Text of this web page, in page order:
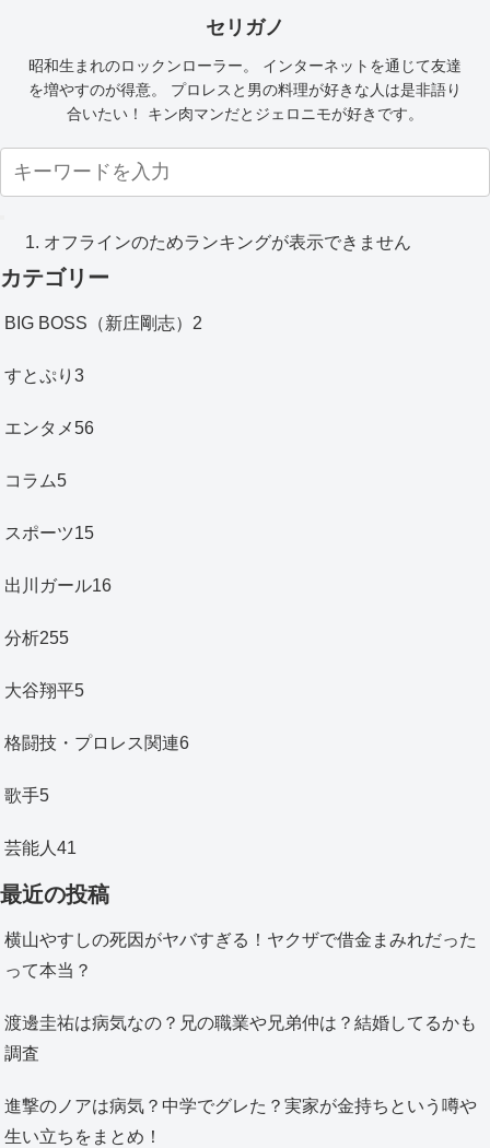
セリガノ
昭和生まれのロックンローラー。 インターネットを通じて友達
を増やすのが得意。 プロレスと男の料理が好きな人は是非語り
合いたい！ キン肉マンだとジェロニモが好きです。
オフラインのためランキングが表示できません
カテゴリー
BIG BOSS（新庄剛志） 2
すとぷり 3
エンタメ56
コラム5
スポーツ15
出川ガール16
分析255
大谷翔平5
格闘技・プロレス関連6
歌手5
芸能人 41
最近の投稿
横山やすしの死因がヤバすぎる！ヤクザで借金まみれだった
って本当？
渡邊圭祐は病気なの？兄の職業や兄弟仲は？結婚してるかも
調査
進撃のノアは病気？中学でグレた？実家が金持ちという噂や
生い立ちをまとめ！